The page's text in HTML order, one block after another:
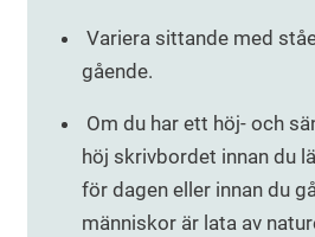
Variera sittande med
gående.
Om du har ett höj- och
höj skrivbordet innan du
för dagen eller innan du
människor är lata av